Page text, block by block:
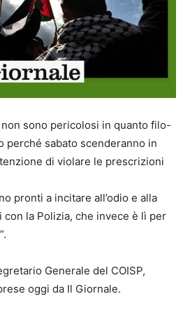
sono pericolosi in quanto filo-
perché sabato scenderanno in
di violare le prescrizioni
pronti a incitare all’odio e alla
con la Polizia, che invece è lì per
Generale del COISP,
oggi da Il Giornale.